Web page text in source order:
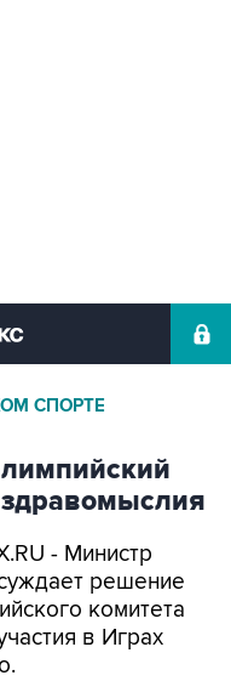
СПОРТЕ
здравомыслия
- Министр
решение
комитета
в Играх